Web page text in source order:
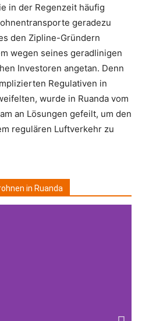
in der Regenzeit häufig
geradezu
den Zipline-Gründern
wegen seines geradlinigen
Investoren angetan. Denn
Regulativen in
wurde in Ruanda vom
an Lösungen gefeilt, um den
regulären Luftverkehr zu
in Ruanda